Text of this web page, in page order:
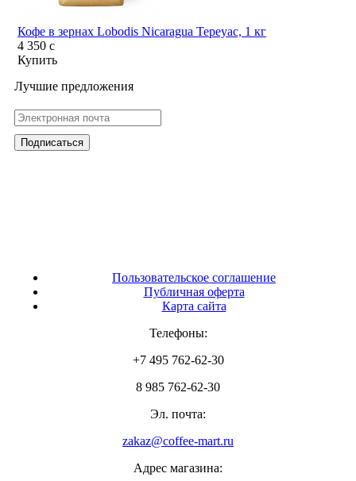
Кофе в зернах Lobodis Nicaragua Tepeyac, 1 кг
4 350c
Купить
Лучшие предложения
Пользовательское соглашение
Публичная оферта
Карта сайта
Телефоны:
+7 495 762-62-30
8 985 762-62-30
Эл. почта:
zakaz@coffee-mart.ru
Адрес магазина: